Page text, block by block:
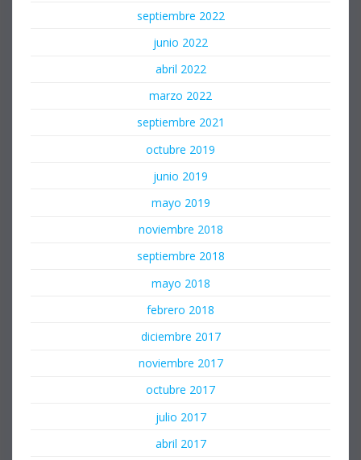
septiembre 2022
junio 2022
abril 2022
marzo 2022
septiembre 2021
octubre 2019
junio 2019
mayo 2019
noviembre 2018
septiembre 2018
mayo 2018
febrero 2018
diciembre 2017
noviembre 2017
octubre 2017
julio 2017
abril 2017